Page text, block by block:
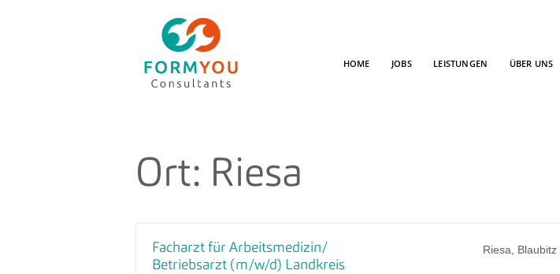
HOME JOBS LEISTUNGEN ÜBER UNS
Ort: Riesa
Facharzt für Arbeitsmedizin/
Betriebsarzt (m/w/d) Landkreis
Riesa Blaubitz